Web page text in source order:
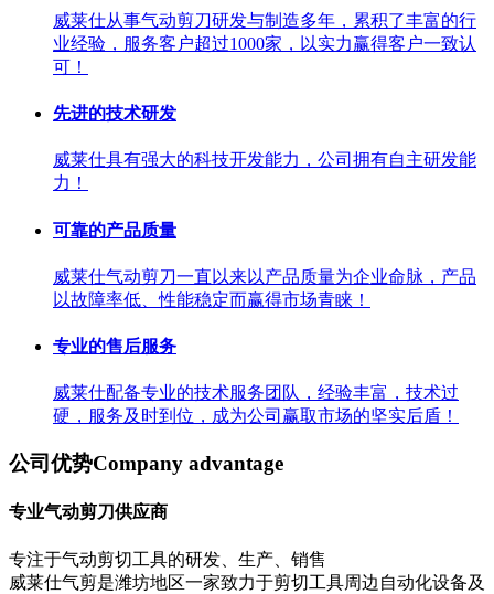
威莱仕从事气动剪刀研发与制造多年，累积了丰富的行
业经验，服务客户超过1000家，以实力赢得客户一致认
可！
先进的技术研发
威莱仕具有强大的科技开发能力，公司拥有自主研发能
力！
可靠的产品质量
威莱仕气动剪刀一直以来以产品质量为企业命脉，产品
以故障率低、性能稳定而赢得市场青睐！
专业的售后服务
威莱仕配备专业的技术服务团队，经验丰富，技术过
硬，服务及时到位，成为公司赢取市场的坚实后盾！
公司优势Company advantage
专业气动剪刀供应商
专注于气动剪切工具的研发、生产、销售
威莱仕气剪是潍坊地区一家致力于剪切工具周边自动化设备及